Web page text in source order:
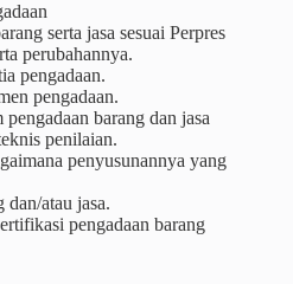
serta jasa sesuai Perpres
perubahannya.
pengadaan.
pengadaan.
barang dan jasa
penilaian.
penyusunannya yang
dan/atau jasa.
pengadaan barang